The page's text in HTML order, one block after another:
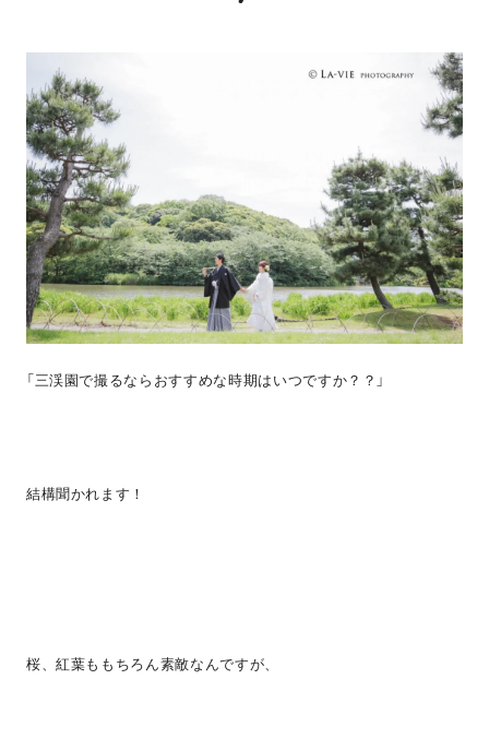
「三渓園で撮るならおすすめな時期はいつですか？？」
結構聞かれます！
桜、紅葉ももちろん素敵なんですが、